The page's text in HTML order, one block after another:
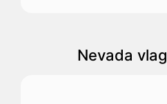
Nevada vlag